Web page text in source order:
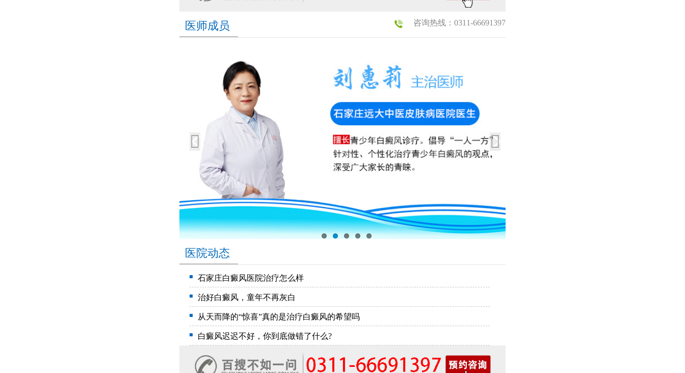
咨询热线：0311-66691397
医师成员
医院动态
石家庄白癜风医院治疗怎么样
治好白癜风，童年不再灰白
从天而降的“惊喜”真的是治疗白癜风的希望吗
白癜风迟迟不好，你到底做错了什么?